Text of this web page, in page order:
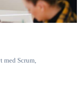
med Scrum,